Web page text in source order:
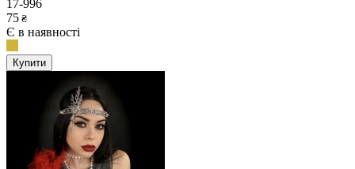
17-996
75 ₴
Є в наявності
Купити